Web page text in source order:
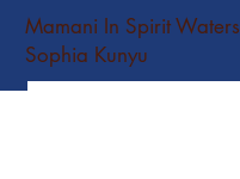
Mamani In Spirit Waters
Sophia Kunyu